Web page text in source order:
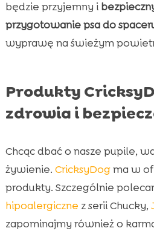
będzie przyjemny i
przygotowanie psa do
wyprawę na świeżym
Produkty
zdrowia i
Chcąc dbać o nasze pupile,
żywienie. CricksyDogma w
produkty. Szczególnie
hipoalergiczne z serii Chucky,
zapominajmy również o